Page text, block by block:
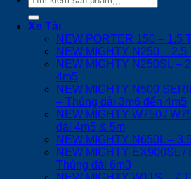
kiếm:
Xe Tải
NEW PORTER 150 – 1.5
NEW MIGHTY N250 –
NEW MIGHTY N250SL –
4m5
NEW MIGHTY N500
– Thùng dài 3m6 đến 4m5
NEW MIGHTY W750 /
dài 4m5 & 5m
NEW MIGHTY N650L –
NEW MIGHTY EX900SL /
Thùng dài 6m3